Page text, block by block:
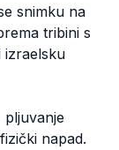
snimku na
tribini s
izraelsku
pljuvanje
napad.